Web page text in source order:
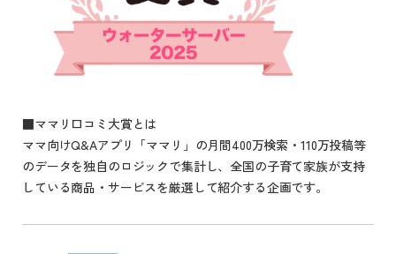
■ママリ口コミ大賞とは
ママ向けQ&Aアプリ「ママリ」の月間400万検索・110万投稿等
のデータを独自のロジックで集計し、全国の子育て家族が支持
している商品・サービスを厳選して紹介する企画です。